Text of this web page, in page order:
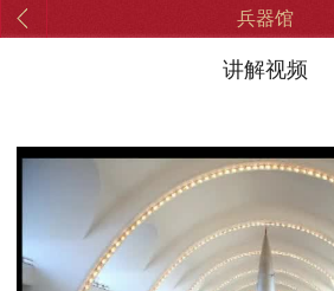
兵器馆
讲解视频